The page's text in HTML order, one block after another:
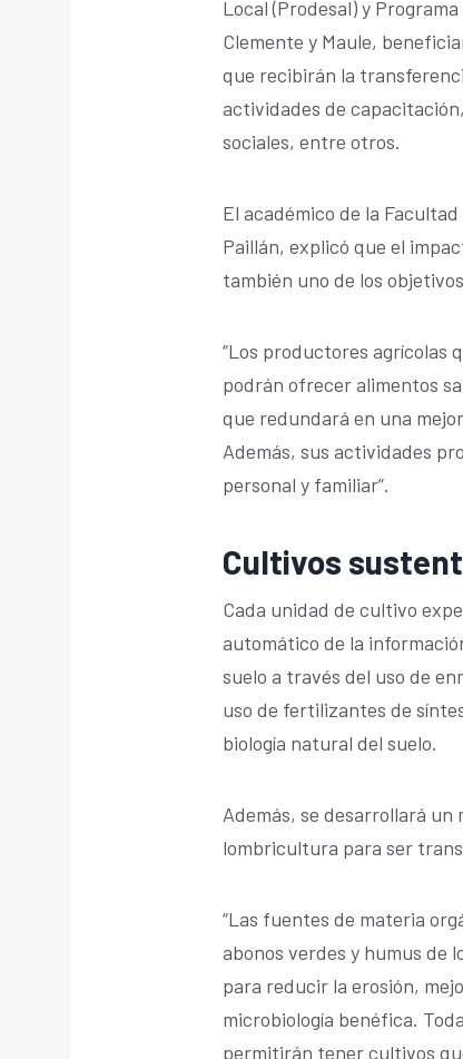
Local (Prodesal) y
Clemente y Maule,
que recibirán la
actividades de
sociales, entre otros.
El académico de la
Paillán, explicó que el
también uno de los
“Los productores agrícolas
podrán ofrecer alimentos
que redundará en una
Además, sus actividades
personal y familiar”.
Cultivos
Cada unidad de cultivo
automático de la
suelo a través del uso de
uso de fertilizantes de
biología natural del suelo.
Además, se desarrollará un
lombricultura para ser
“Las fuentes de materia
abonos verdes y humus de
para reducir la erosión,
microbiología benéfica.
permitirán tener cultivos